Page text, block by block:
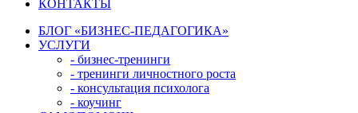
КОНТАКТЫ
БЛОГ «БИЗНЕС-ПЕДАГОГИКА»
УСЛУГИ
- бизнес-тренинги
- тренинги личностного роста
- консультация психолога
- коучинг